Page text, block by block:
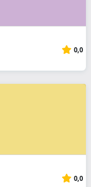
0,0
0,0